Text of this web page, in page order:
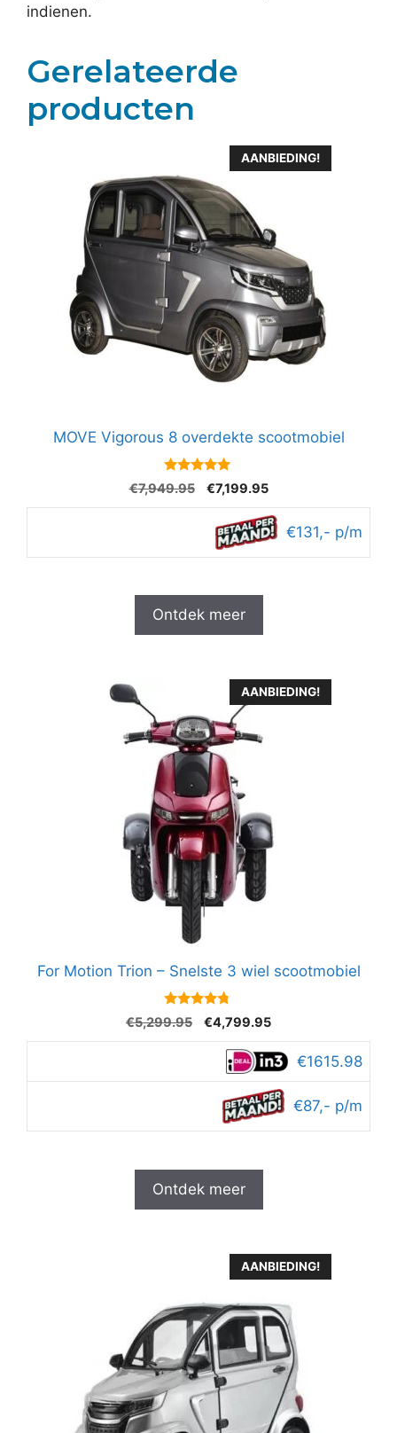
indienen.
Gerelateerde
producten
AANBIEDING!
MOVE Vigorous 8 overdekte scootmobiel
van 5
€7,949.95
Oorspronkelijke
prijs
was:
€7,949.95.
€7,199.95Huidige
prijs
is:
€7,199.95.
€131,- p/m
Ontdek meer
AANBIEDING!
For Motion Trion – Snelste 3 wiel scootmobiel
4.6
van 5
€5,299.95
Oorspronkelijke
prijs
was:
€5,299.95.
€4,799.95Huidige
prijs
is:
€4,799.95.
€1615.98
€87,- p/m
Ontdek meer
AANBIEDING!